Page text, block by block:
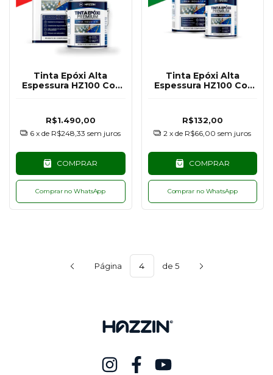
Tinta Epóxi Alta
Espessura HZ100 Cor
R$1.490,00
6 x de R$248,33 sem juros
COMPRAR
Comprar no WhatsApp
Tinta Epóxi Alta
Espessura HZ100 Cor
R$132,00
2 x de R$66,00 sem juros
COMPRAR
Comprar no WhatsApp
Página de 5